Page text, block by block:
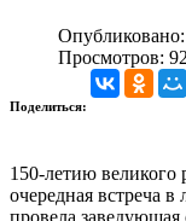
Опубликовано:
Просмотров:
Поделиться:
150-летию великого
очередная встреча
провела заведующая